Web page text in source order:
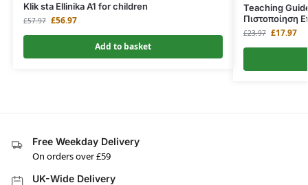
Klik sta Ellinika A1 for children
£57.97 £56.97
Add to basket
Teaching
Πιστοποίηση
£23.97 £17.97
Free Weekday Delivery
On orders over £59
UK-Wide Delivery